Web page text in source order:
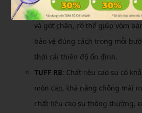
vòm của đế giữa và được kết
và gót chân, có thể giúp vòm
bảo vệ đúng cách trong mỗi
thời cải thiện độ ổn định.
TUFF RB: Chất liệu cao su có
mòn cao, khả năng chống mài
chất liệu cao su thông thường,